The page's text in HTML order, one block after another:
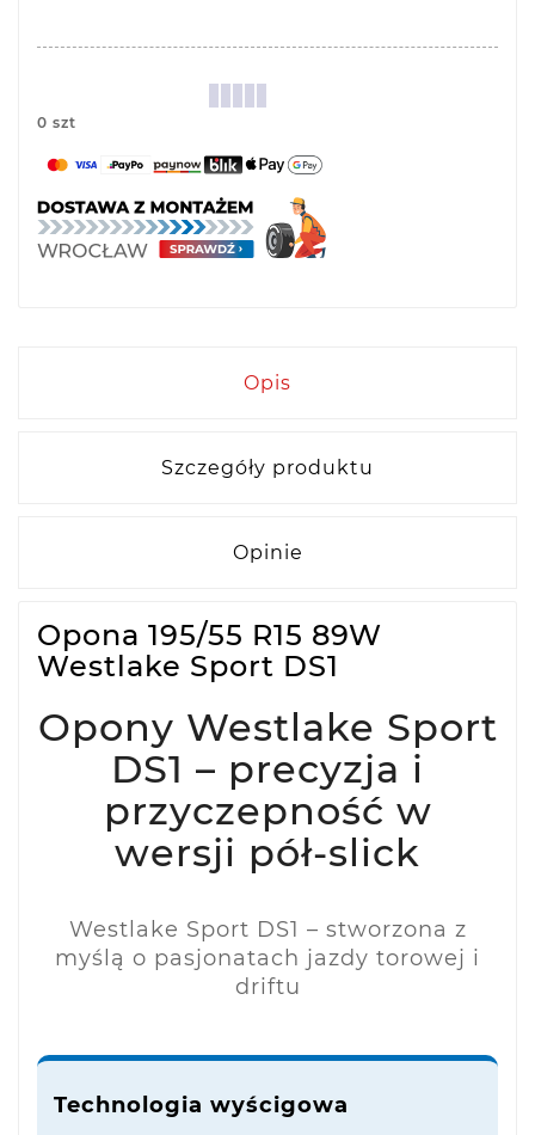
0 szt
Opis
Szczegóły produktu
Opinie
Opona 195/55 R15 89W
Westlake Sport DS1
Opony Westlake Sport
DS1 – precyzja i
przyczepność w
wersji pół-slick
Westlake Sport DS1 – stworzona z
myślą o pasjonatach jazdy torowej i
driftu
Technologia wyścigowa